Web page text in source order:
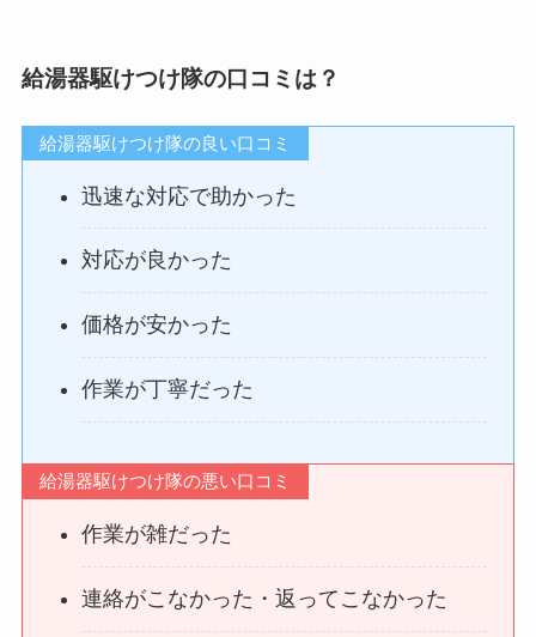
給湯器駆けつけ隊の口コミは？
給湯器駆けつけ隊の良い口コミ
迅速な対応で助かった
対応が良かった
価格が安かった
作業が丁寧だった
給湯器駆けつけ隊の悪い口コミ
作業が雑だった
連絡がこなかった・返ってこなかった